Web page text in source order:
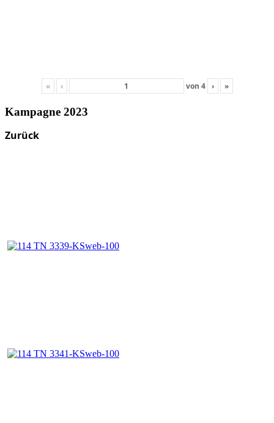
« ‹ von 4 › »
Kampagne 2023
Zurück